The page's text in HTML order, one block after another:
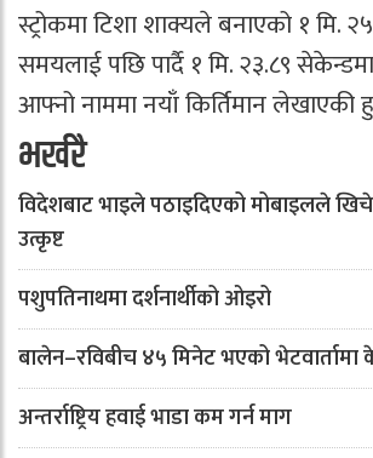
स्ट्रोकमा टिशा शाक्यले बनाएको १ मि.
समयलाई पछि पार्दै १ मि. २३.८९
आफ्नो नाममा नयाँ किर्तिमान लेखाएकी
भर्खरै
विदेशबाट भाइले पठाइदिएको मोबाइलले
उत्कृष्ट
पशुपतिनाथमा दर्शनार्थीको ओइरो
बालेन–रविबीच ४५ मिनेट भएको भेटवार्तामा
अन्तर्राष्ट्रिय हवाई भाडा कम गर्न माग